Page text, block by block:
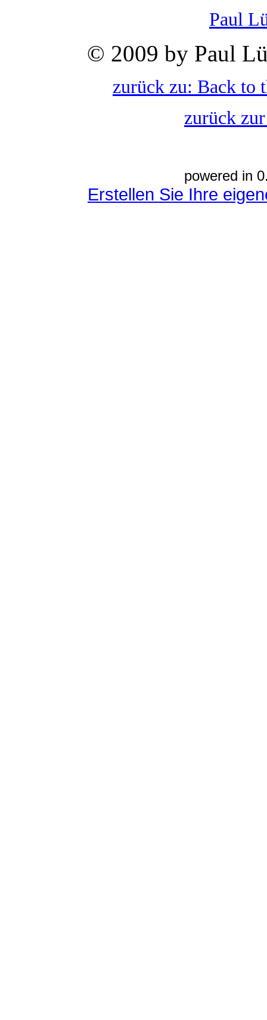
Paul
© 2009 by Paul
zurück zu: Back to
zurück
powered in
Erstellen Sie Ihre